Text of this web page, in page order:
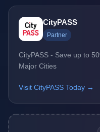
CityPASS
Partner
CityPASS - Save up to
Major Cities
Visit CityPASS Today →